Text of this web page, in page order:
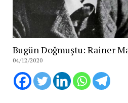
Bugün Doğmuştu: Rainer
04/12/2020